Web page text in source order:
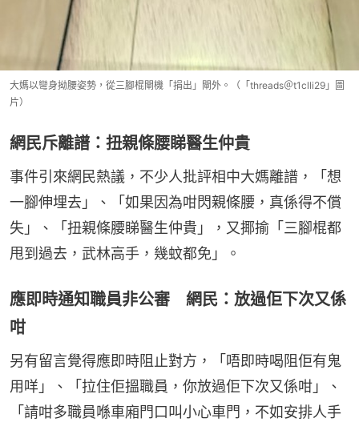
大媽以彎身拗腰姿勢，從三腳棍閘機「捐出」閘外。（「threads＠t1clli29」圖
片）
網民斥離譜：扭親條腰睇醫生仲貴
事件引來網民熱議，不少人批評相中大媽離譜，「想
一腳伸埋去」、「如果因為咁閃親條腰，真係得不償
失」、「扭親條腰睇醫生仲貴」，又揶揄「三腳棍都
甩到過去，武林高手，幾蚊都免」。
應即時通知職員非公審 網民：放過佢下次又係
咁
另有留言覺得應即時阻止對方，「唔即時喝阻佢有鬼
用咩」、「拉住佢搵職員，你放過佢下次又係咁」、
「請咁多職員喺車廂門口叫小心車門，不如安排人手